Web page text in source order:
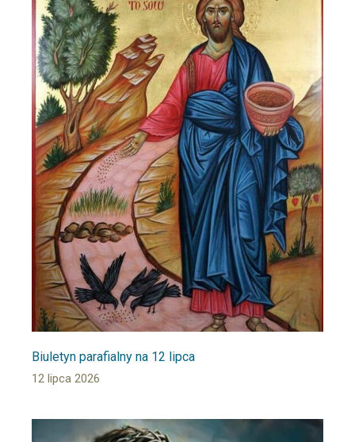
Biuletyn parafialny na 12 lipca
12 lipca 2026